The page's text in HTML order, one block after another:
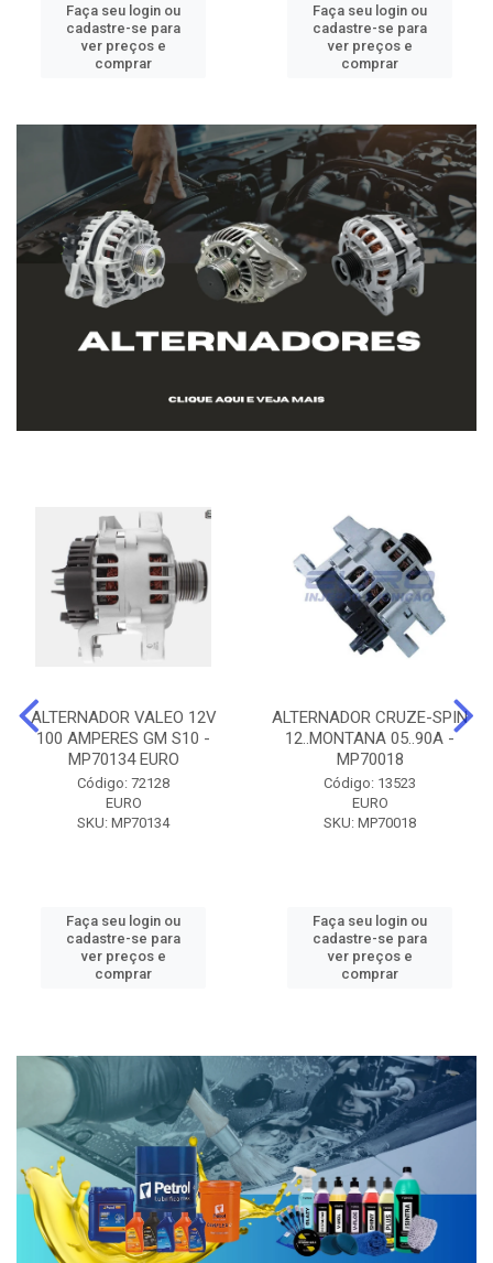
Faça seu login ou
cadastre-se para
ver preços e
comprar
Faça seu login ou
cadastre-se para
ver preços e
comprar
ALTERNADOR VALEO 12V
100 AMPERES GM S10 -
MP70134 EURO
Código: 72128
EURO
SKU: MP70134
Faça seu login ou
cadastre-se para
ver preços e
comprar
ALTERNADOR CRUZE-SPIN
12..MONTANA 05..90A -
MP70018
Código: 13523
EURO
SKU: MP70018
Faça seu login ou
cadastre-se para
ver preços e
comprar